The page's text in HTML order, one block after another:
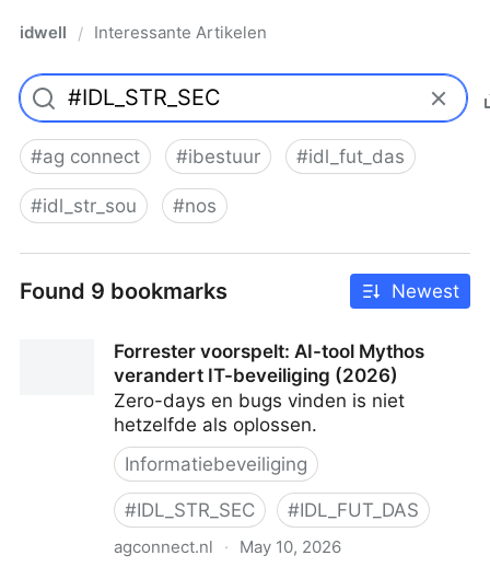
idwell / Interessante Artikelen
#ag connect #ibestuur #idl_fut_das
#idl_str_sou #nos
Found 9 bookmarks Newest
Forrester voorspelt: AI-tool Mythos
verandert IT-beveiliging (2026)
Zero-days en bugs vinden is niet
hetzelfde als oplossen.
Informatiebeveiliging
#IDL_STR_SEC #IDL_FUT_DAS
agconnect.nl · May 10, 2026